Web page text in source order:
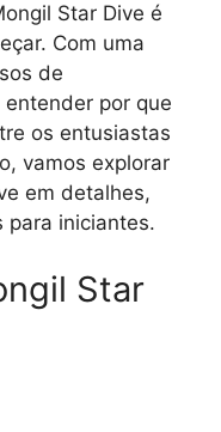
Star Dive é
Com uma
de
por que
os entusiastas
vamos explorar
em detalhes,
para iniciantes.
Star